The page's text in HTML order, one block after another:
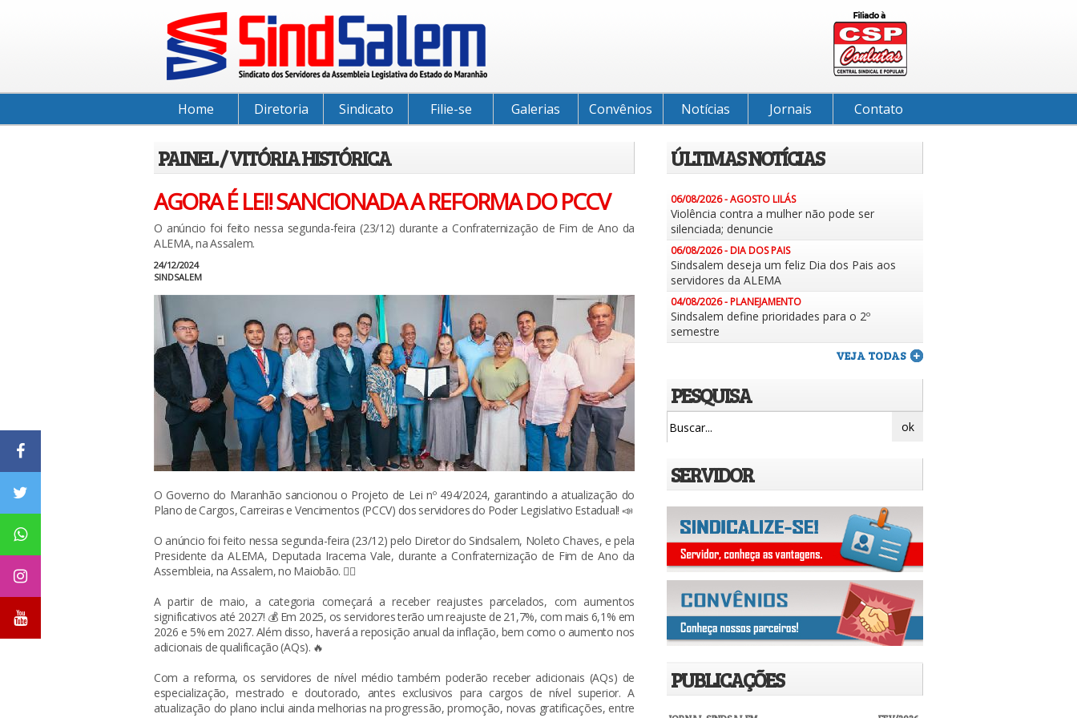
Home Diretoria Sindicato Filie-se Galerias Convênios Notícias Jornais Contato
PAINEL / VITÓRIA HISTÓRICA
AGORA É LEI! SANCIONADA A REFORMA DO PCCV
O anúncio foi feito nessa segunda-feira (23/12) durante a Confraternização de Fim de Ano da
ALEMA, na Assalem.
24/12/2024
SINDSALEM
O Governo do Maranhão sancionou o Projeto de Lei nº 494/2024, garantindo a atualização do
Plano de Cargos, Carreiras e Vencimentos (PCCV) dos servidores do Poder Legislativo Estadual! 📣
O anúncio foi feito nessa segunda-feira (23/12) pelo Diretor do Sindsalem, Noleto Chaves, e pela
Presidente da ALEMA, Deputada Iracema Vale, durante a Confraternização de Fim de Ano da
Assembleia, na Assalem, no Maiobão. 👍🏼
A partir de maio, a categoria começará a receber reajustes parcelados, com aumentos
significativos até 2027! 💰 Em 2025, os servidores terão um reajuste de 21,7%, com mais 6,1% em
2026 e 5% em 2027. Além disso, haverá a reposição anual da inflação, bem como o aumento nos
adicionais de qualificação (AQs). 🔥
Com a reforma, os servidores de nível médio também poderão receber adicionais (AQs) de
especialização, mestrado e doutorado, antes exclusivos para cargos de nível superior. A
atualização do plano inclui ainda melhorias na progressão, promoção, novas gratificações, entre
ÚLTIMAS NOTÍCIAS
06/08/2026 - AGOSTO LILÁS
Violência contra a mulher não pode ser
silenciada; denuncie
06/08/2026 - DIA DOS PAIS
Sindsalem deseja um feliz Dia dos Pais aos
servidores da ALEMA
04/08/2026 - PLANEJAMENTO
Sindsalem define prioridades para o 2º
semestre
VEJA TODAS
PESQUISA
SERVIDOR
PUBLICAÇÕES